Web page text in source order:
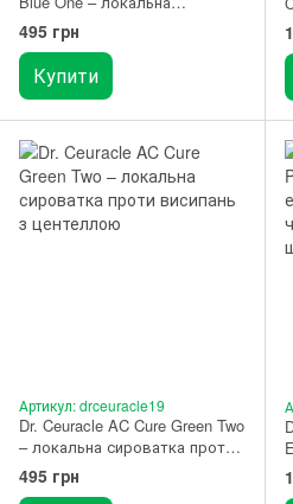
сироватка проти висипань 50
мл
495 грн
Купити
Артикул: drceuracle19
Dr. Ceuracle AC Cure Green Two
– локальна сироватка проти
висипань з центеллою 50 мл
495 грн